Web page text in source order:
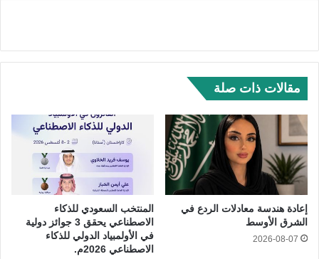
مقالات ذات صلة
إعادة هندسة معادلات الردع في
الشرق الأوسط
2026-08-07
المنتخب السعودي للذكاء
الاصطناعي يحقق 3 جوائز دولية
في الأولمبياد الدولي للذكاء
الاصطناعي 2026م.